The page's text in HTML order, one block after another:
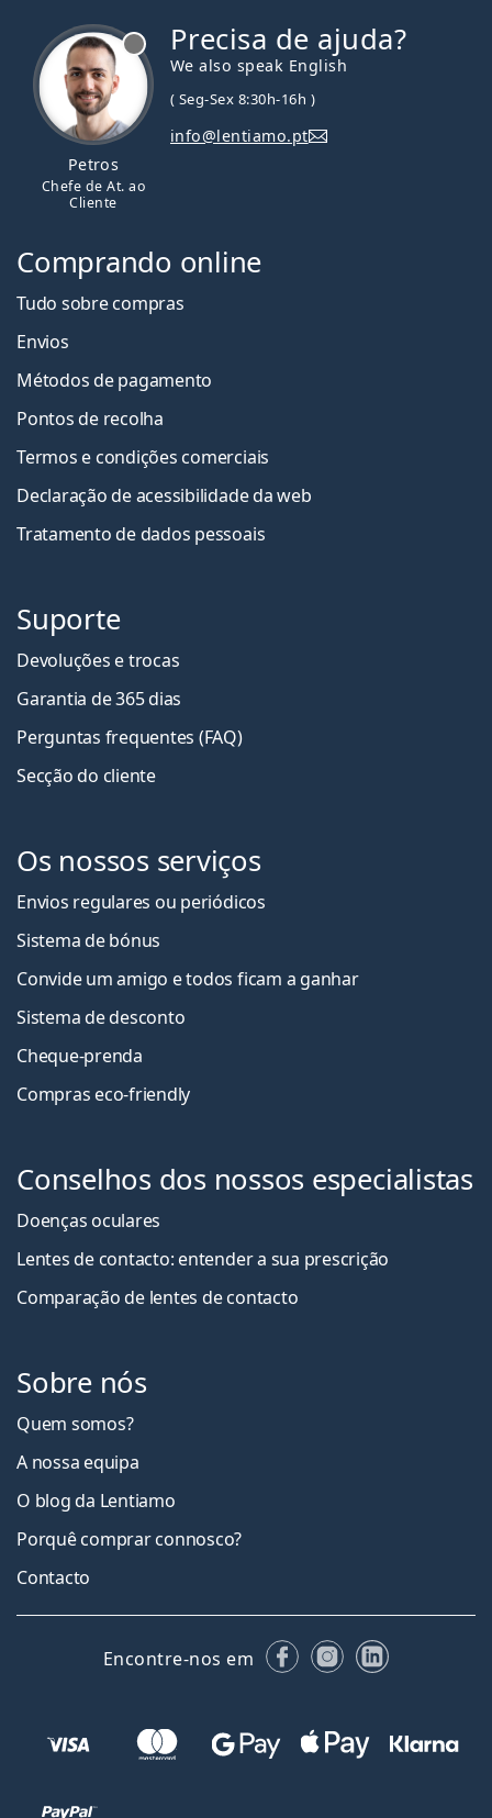
Petros
Chefe de At. ao
Cliente
Precisa de ajuda?
We also speak English
( Seg-Sex 8:30h-16h )
info@lentiamo.pt
Comprando online
Tudo sobre compras
Envios
Métodos de pagamento
Pontos de recolha
Termos e condições comerciais
Declaração de acessibilidade da web
Tratamento de dados pessoais
Suporte
Devoluções e trocas
Garantia de 365 dias
Perguntas frequentes (FAQ)
Secção do cliente
Os nossos serviços
Envios regulares ou periódicos
Sistema de bónus
Convide um amigo e todos ficam a ganhar
Sistema de desconto
Cheque-prenda
Compras eco-friendly
Conselhos dos nossos especialistas
Doenças oculares
Lentes de contacto: entender a sua prescrição
Comparação de lentes de contacto
Sobre nós
Quem somos?
A nossa equipa
O blog da Lentiamo
Porquê comprar connosco?
Contacto
Encontre-nos em FacebookInstagram
LinkedIn